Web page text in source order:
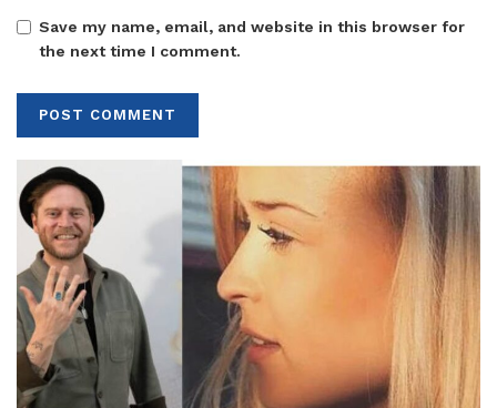
Save my name, email, and website in this browser for
the next time I comment.